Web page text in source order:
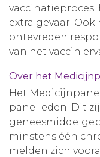
extra gevaar.
ontevreden
van het vaccin
Over het
Het
panelleden. Dit
minstens één
melden zich